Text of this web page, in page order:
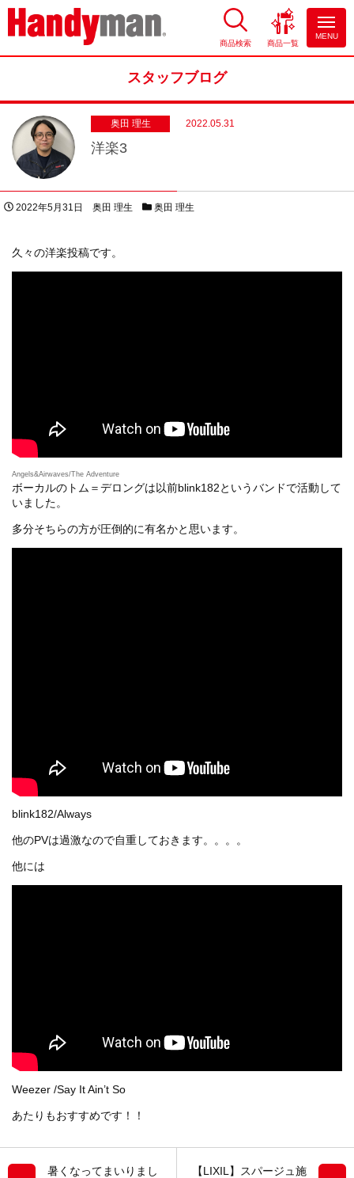
お風呂やキッチンのリフォーム
商品検索 商品一覧
MENU
スタッフブログ
奥田 理生 2022.05.31
洋楽3
投稿日
2022年5月31日 著者
奥田 理生 スタッフブログカテゴリー
奥田 理生
久々の洋楽投稿です。
Angels&Airwaves/The Adventure
ボーカルのトム＝デロングは以前blink182というバンドで活動して
いました。
多分そちらの方が圧倒的に有名かと思います。
blink182/Always
他のPVは過激なので自重しておきます。。。。
他には
Weezer /Say It Ain’t So
あたりもおすすめです！！
暑くなってまいりまし
【LIXIL】スパージュ施